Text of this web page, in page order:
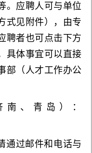
。应聘人可与单位
式见附件），由专
聘者也可点击下方
具体事宜可以直接
部（人才工作办公
、青岛）：
通过邮件和电话与